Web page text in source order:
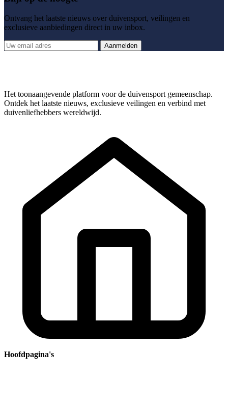
Ontvang het laatste nieuws over duivensport, veilingen en
exclusieve aanbiedingen direct in uw inbox.
Aanmelden
Het toonaangevende platform voor de duivensport gemeenschap.
Ontdek het laatste nieuws, exclusieve veilingen en verbind met
duivenliefhebbers wereldwijd.
Hoofdpagina's